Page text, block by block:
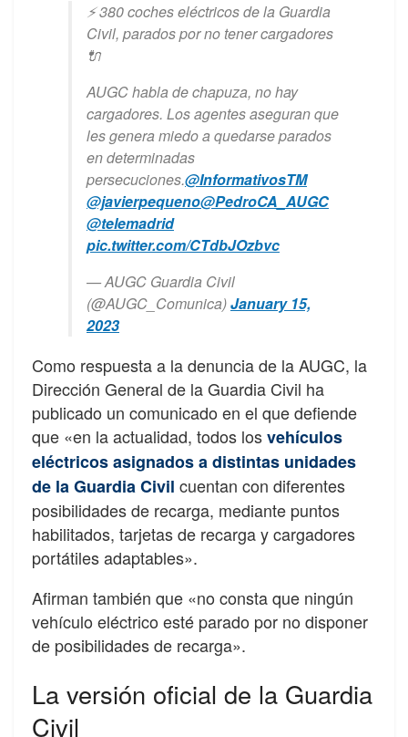
⚡️ 380 coches eléctricos de la Guardia
Civil, parados por no tener cargadores
🔌
AUGC habla de chapuza, no hay
cargadores. Los agentes aseguran que
les genera miedo a quedarse parados
en determinadas
persecuciones.@InformativosTM
@javierpequeno@PedroCA_AUGC
@telemadrid
pic.twitter.com/CTdbJOzbvc
— AUGC Guardia Civil
(@AUGC_Comunica)January 15,
2023
Como respuesta a la denuncia de la AUGC, la
Dirección General de la Guardia Civil ha
publicado un comunicado en el que defiende
que «en la actualidad, todos losvehículos
eléctricos asignados a distintas unidades
de la Guardia Civil cuentan con diferentes
posibilidades de recarga, mediante puntos
habilitados, tarjetas de recarga y cargadores
portátiles adaptables».
Afirman también que «no consta que ningún
vehículo eléctrico esté parado por no disponer
de posibilidades de recarga».
La versión oficial de la Guardia
Civil